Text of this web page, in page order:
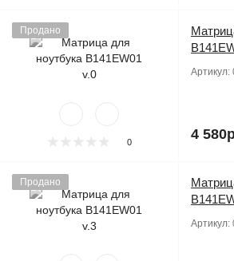
Продано
0
Артикул:
4
Продано
Артикул: